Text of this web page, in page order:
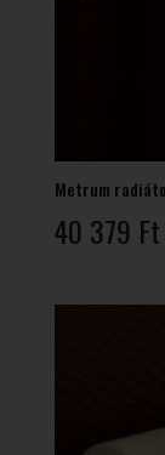
Metrum
40 379 Ft